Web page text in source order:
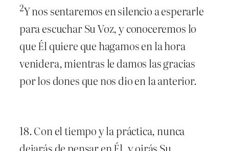
2Y nos sentaremos en silencio a esperarle
para escuchar Su Voz, y conoceremos lo
que Él quiere que hagamos en la hora
venidera, mientras le damos las gracias
por los dones que nos dio en la anterior.
18. Con el tiempo y la práctica, nunca